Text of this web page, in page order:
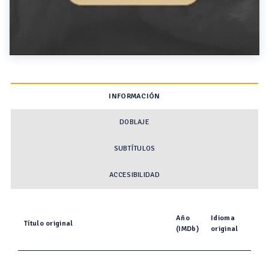
INFORMACIÓN
DOBLAJE
SUBTÍTULOS
ACCESIBILIDAD
Título original
Año
(IMDb)
Idioma
original